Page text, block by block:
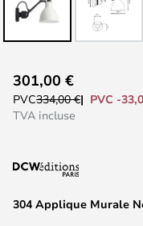
to
the
the
gallery
304 Applique Murale
301,00 €
PVC334,00 €
PVC -
TVA incluse